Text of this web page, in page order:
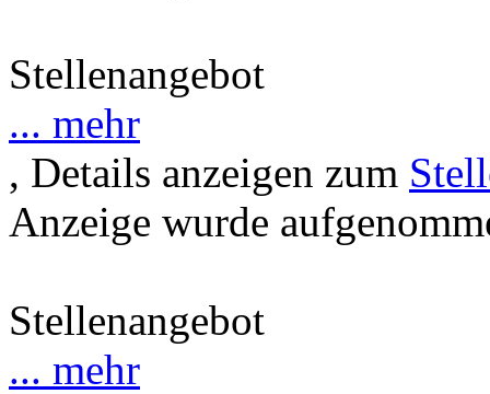
Stellenangebot
... mehr
, Details anzeigen zum
Anzeige wurde
Stellenangebot
... mehr